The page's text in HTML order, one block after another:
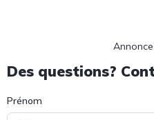
Des questions?
Prénom